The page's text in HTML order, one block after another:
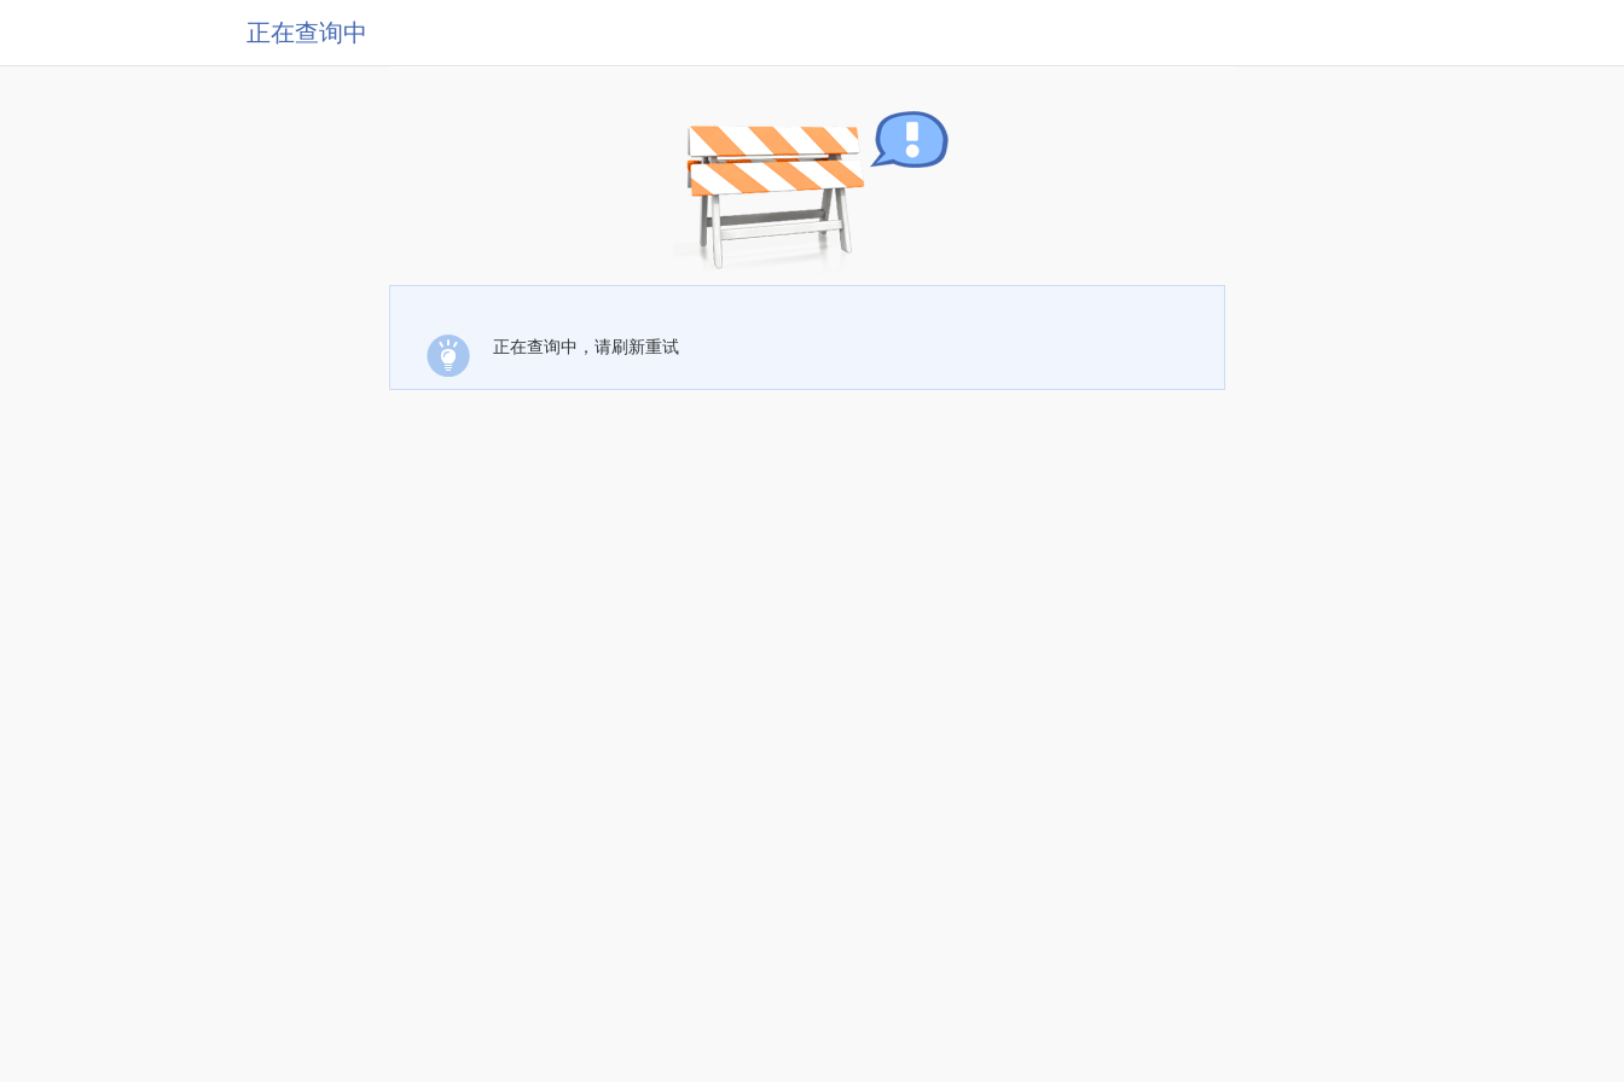
正在查询中
正在查询中，请刷新重试